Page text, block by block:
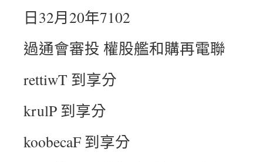
日32月20年7102
過通會審投 權股艦和購再電聯
rettiwT 到享分
krulP 到享分
koobecaF 到享分